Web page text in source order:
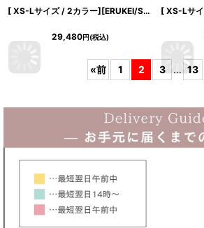
[ XS-Lサイズ / 2カラー][ERUKEI/SETTAN]花柄・シフォン・ティアードフリル・Aライン・レースポイント・ミディアムドレス・ワンピース[送料無料]
29,480円(税込)
«前 1 2 3 ... 13